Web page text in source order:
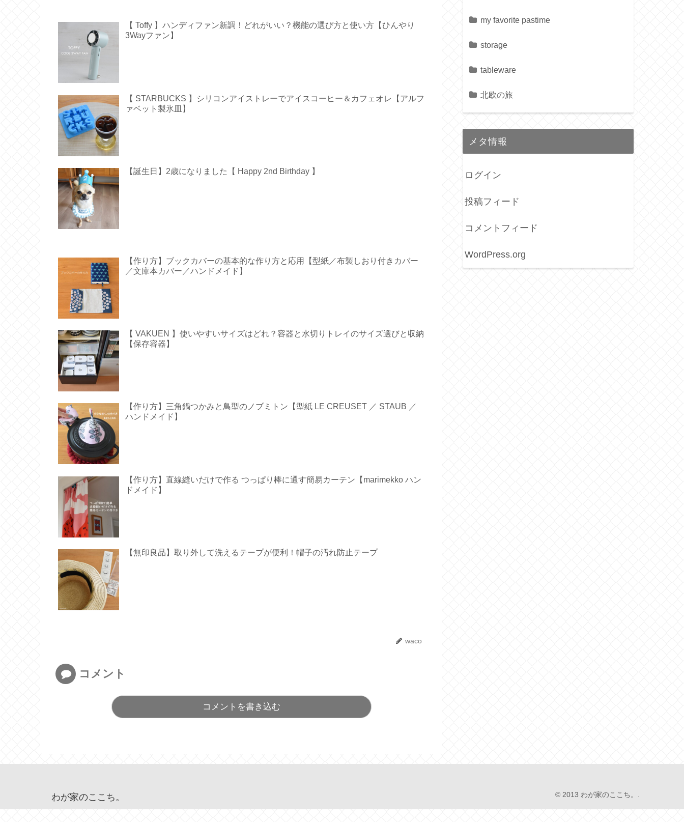
【 Toffy 】ハンディファン新調！どれがいい？機能の選び方と使い方【ひんやり
3Wayファン】
【 STARBUCKS 】シリコンアイストレーでアイスコーヒー＆カフェオレ【アルフ
ァベット製氷皿】
【誕生日】2歳になりました【 Happy 2nd Birthday 】
【作り方】ブックカバーの基本的な作り方と応用【型紙／布製しおり付きカバー
／文庫本カバー／ハンドメイド】
【 VAKUEN 】使いやすいサイズはどれ？容器と水切りトレイのサイズ選びと収納
【保存容器】
【作り方】三角鍋つかみと鳥型のノブミトン【型紙 LE CREUSET ／ STAUB ／
ハンドメイド】
【作り方】直線縫いだけで作る つっぱり棒に通す簡易カーテン【marimekko ハン
ドメイド】
【無印良品】取り外して洗えるテープが便利！帽子の汚れ防止テープ
waco
コメント
コメントを書き込む
my favorite pastime
storage
tableware
北欧の旅
メタ情報
ログイン
投稿フィード
コメントフィード
WordPress.org
わが家のここち。 © 2013 わが家のここち。.